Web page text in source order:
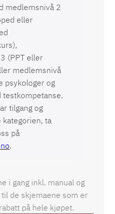
medlemsnivå 2
eller
(PPT eller
medlemsnivå
psykologer og
testkompetanse.
tilgang og
ta
på
.
i gang inkl. manual og
de skjemaene som er
på hele kjøpet.